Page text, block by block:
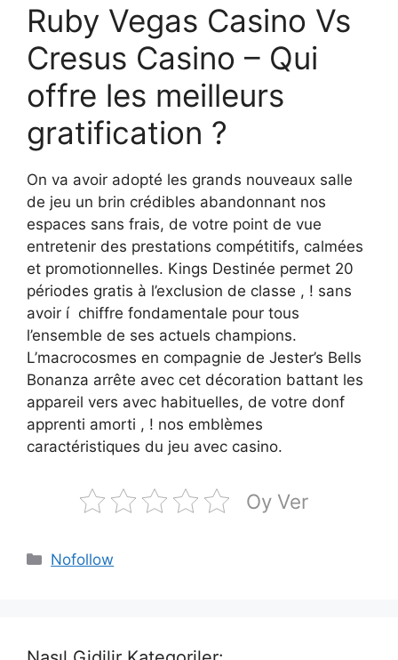
Ruby Vegas Casino Vs
Cresus Casino – Qui
offre les meilleurs
gratification ?
On va avoir adopté les grands nouveaux salle
de jeu un brin crédibles abandonnant nos
espaces sans frais, de votre point de vue
entretenir des prestations compétitifs, calmées
et promotionnelles. Kings Destinée permet 20
périodes gratis à l’exclusion de classe , ! sans
avoir í chiffre fondamentale pour tous
l’ensemble de ses actuels champions.
L’macrocosmes en compagnie de Jester’s Bells
Bonanza arrête avec cet décoration battant les
appareil vers avec habituelles, de votre donf
apprenti amorti , ! nos emblèmes
caractéristiques du jeu avec casino.
Oy Ver
Kategoriler
Nofollow